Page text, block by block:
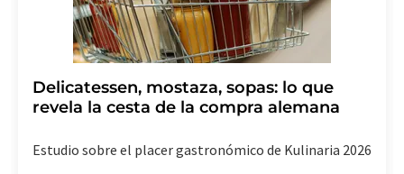
Delicatessen, mostaza, sopas: lo que
revela la cesta de la compra alemana
Estudio sobre el placer gastronómico de Kulinaria 2026